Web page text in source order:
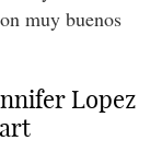
muy buenos
Lopez